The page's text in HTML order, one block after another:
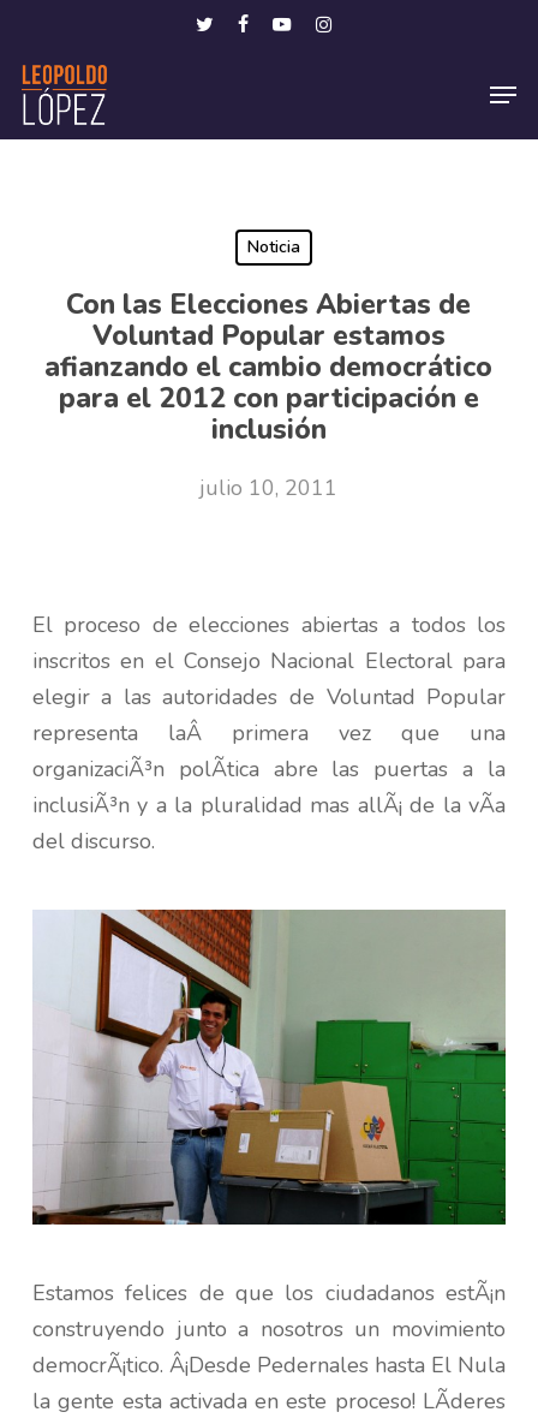
main
content
twitterfacebookyoutubeinstagram
Noticia
Con las Elecciones Abiertas de
Voluntad Popular estamos
afianzando el cambio democrático
para el 2012 con participación e
inclusión
julio 10, 2011
El proceso de elecciones abiertas a todos los
inscritos en el Consejo Nacional Electoral para
elegir a las autoridades de Voluntad Popular
representa laÂ primera vez que una
organizaciÃ³n polÃ­tica abre las puertas a la
inclusiÃ³n y a la pluralidad mas allÃ¡ de la vÃ­a
del discurso.
Estamos felices de que los ciudadanos estÃ¡n
construyendo junto a nosotros un movimiento
democrÃ¡tico. Â¡Desde Pedernales hasta El Nula
la gente esta activada en este proceso! LÃ­deres